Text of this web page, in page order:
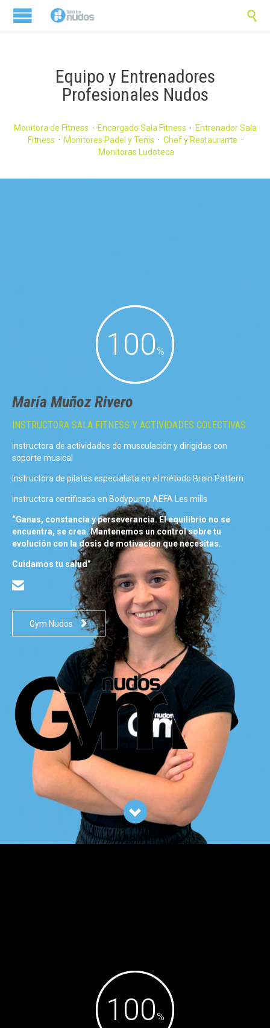

Equipo y Entrenadores
Profesionales Nudos
Monitora de Fitness · Encargado Sala Fitness · Entrenador Sala
Fitness · Monitores Padel y Tenis · Chef y Restaurante ·
Monitoras Ludoteca
100 %
María Muñoz Rivero
INSTRUCTORA SALA FITNESS Y ACTIVIDADES COLECTIVAS
Instructora de actividades de musculación y dirigidas con
soporte musical
Instructora de pilates especialista en el método Brain Pattern
Instructora certificada en Bodypump AEFA Les mills
“Ganas, constancia y perseverancia. El equilibrio no se
encuentra, se crea. Mantenemos un control sobre tu
evolución con la dosis de motivacion que necesitas.
Cuidamos tu salud”

Gym Nudos 

100 %